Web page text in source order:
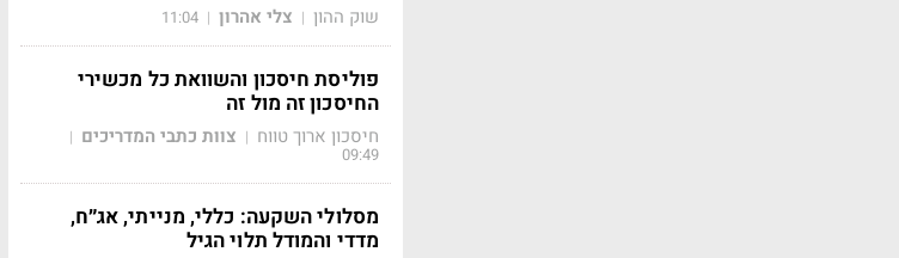
שוק ההון | צלי אהרון |
11:04
פוליסת חיסכון והשוואת כל מכשירי
החיסכון זה מול זה
חיסכון ארוך טווח | צוות כתבי המדריכים |
09:49
מסלולי השקעה: כללי, מנייתי, אג״ח,
מדדי והמודל תלוי הגיל